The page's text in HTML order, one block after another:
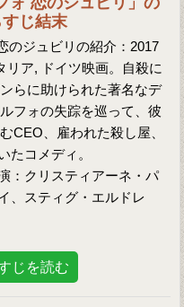
じ結末
のジュビリの紹介：2017
リア, ドイツ映画。自殺に
らに助けられた著名なデ
フォの失踪を巡って、彼
CEO、雇われた殺し屋、
たコメディ。
：クリスティアーネ・パ
、スティグ・エルドレ
じを読む